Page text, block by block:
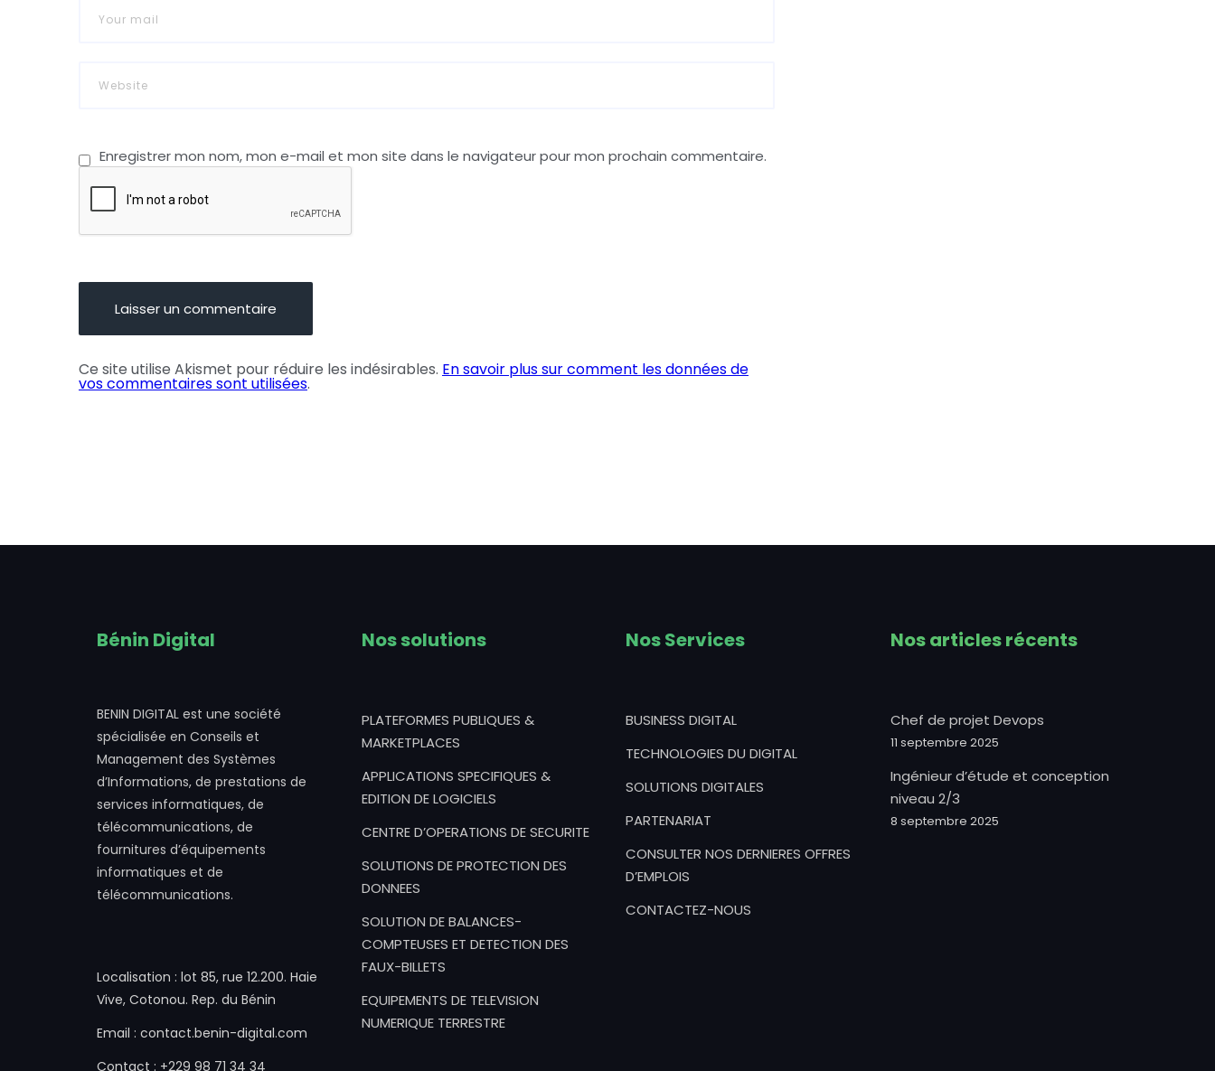
Enregistrer mon nom, mon e-mail et mon site dans le navigateur pour mon prochain commentaire.
Ce site utilise Akismet pour réduire les indésirables. En savoir plus sur comment les données de
vos commentaires sont utilisées.
Bénin Digital
BENIN DIGITAL est une société
spécialisée en Conseils et
Management des Systèmes
d’Informations, de prestations de
services informatiques, de
télécommunications, de
fournitures d’équipements
informatiques et de
télécommunications.
Localisation : lot 85, rue 12.200. Haie
Vive, Cotonou. Rep. du Bénin
Email : contact.benin-digital.com
Contact : +229 98 71 34 34
Nos solutions
PLATEFORMES PUBLIQUES &
MARKETPLACES
APPLICATIONS SPECIFIQUES &
EDITION DE LOGICIELS
CENTRE D’OPERATIONS DE SECURITE
SOLUTIONS DE PROTECTION DES
DONNEES
SOLUTION DE BALANCES-
COMPTEUSES ET DETECTION DES
FAUX-BILLETS
EQUIPEMENTS DE TELEVISION
NUMERIQUE TERRESTRE
Nos Services
BUSINESS DIGITAL
TECHNOLOGIES DU DIGITAL
SOLUTIONS DIGITALES
PARTENARIAT
CONSULTER NOS DERNIERES OFFRES
D’EMPLOIS
CONTACTEZ-NOUS
Nos articles récents
Chef de projet Devops
11 septembre 2025
Ingénieur d’étude et conception
niveau 2/3
8 septembre 2025